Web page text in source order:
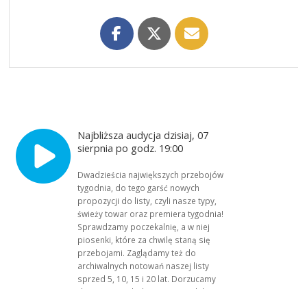
Najbliższa audycja dzisiaj, 07
sierpnia po godz. 19:00
Dwadzieścia największych przebojów
tygodnia, do tego garść nowych
propozycji do listy, czyli nasze typy,
świeży towar oraz premiera tygodnia!
Sprawdzamy poczekalnię, a w niej
piosenki, które za chwilę staną się
przebojami. Zaglądamy też do
archiwalnych notowań naszej listy
sprzed 5, 10, 15 i 20 lat. Dorzucamy